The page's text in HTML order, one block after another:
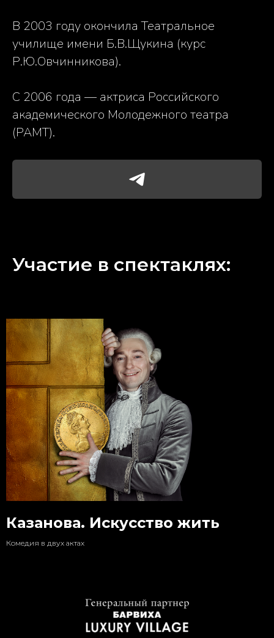
В 2003 году окончила Театральное
училище имени Б.В.Щукина (курс
Р.Ю.Овчинникова).
С 2006 года — актриса Российского
академического Молодежного театра
(РАМТ).
Участие в спектаклях:
Казанова. Искусство жить
Комедия в двух актах